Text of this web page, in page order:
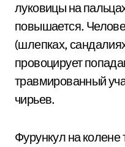
луковицы на
повышается.
(шлепках,
провоцирует
травмированный
чирьев.
Фурункул на колене